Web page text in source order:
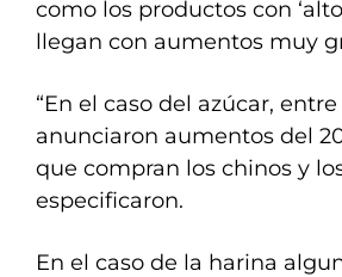
como los productos con
llegan con aumentos muy
“En el caso del azúcar,
anunciaron aumentos del
que compran los chinos y
especificaron.
En el caso de la harina